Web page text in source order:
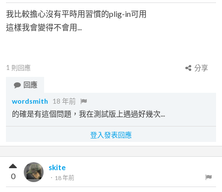
我比較擔心沒有平時用習慣的plig-in可用
這樣我會變得不會用...
1 則回應
分享
回應
wordsmith
18 年前
的確是有這個問題，我在測試版上遇過好幾次...
登入發表回應
skite
． 18 年前
0